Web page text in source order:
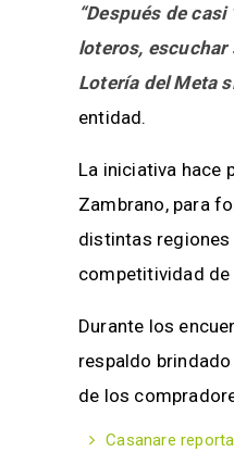
“Después de
loteros, escuchar
Lotería del Meta
entidad.
La iniciativa hace
Zambrano, para
distintas regiones
competitividad de
Durante los
respaldo
de los
Casanare